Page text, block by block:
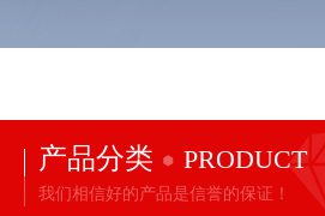
产品分类 PRODUCT
我们相信好的产品是信誉的保证！